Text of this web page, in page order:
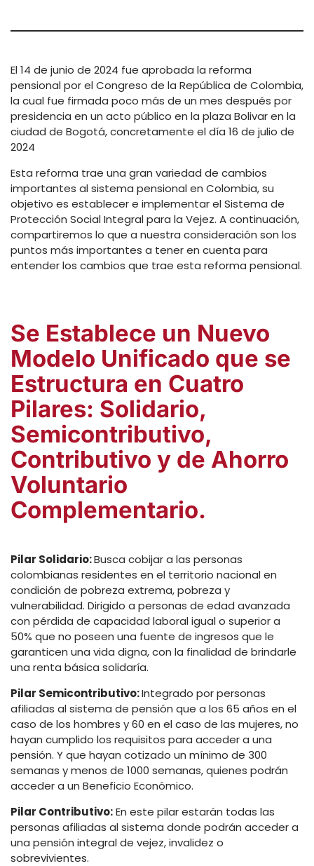
El 14 de junio de 2024 fue aprobada la reforma
pensional por el Congreso de la República de Colombia,
la cual fue firmada poco más de un mes después por
presidencia en un acto público en la plaza Bolivar en la
ciudad de Bogotá, concretamente el día 16 de julio de
2024
Esta reforma trae una gran variedad de cambios
importantes al sistema pensional en Colombia, su
objetivo es establecer e implementar el Sistema de
Protección Social Integral para la Vejez. A continuación,
compartiremos lo que a nuestra consideración son los
puntos más importantes a tener en cuenta para
entender los cambios que trae esta reforma pensional.
Se Establece un Nuevo
Modelo Unificado que se
Estructura en Cuatro
Pilares: Solidario,
Semicontributivo,
Contributivo y de Ahorro
Voluntario
Complementario.
Pilar Solidario:Busca cobijar a las personas
colombianas residentes en el territorio nacional en
condición de pobreza extrema, pobreza y
vulnerabilidad. Dirigido a personas de edad avanzada
con pérdida de capacidad laboral igual o superior a
50% que no poseen una fuente de ingresos que le
garanticen una vida digna, con la finalidad de brindarle
una renta básica solidaría.
Pilar Semicontributivo:Integrado por personas
afiliadas al sistema de pensión que a los 65 años en el
caso de los hombres y 60 en el caso de las mujeres, no
hayan cumplido los requisitos para acceder a una
pensión. Y que hayan cotizado un mínimo de 300
semanas y menos de 1000 semanas, quienes podrán
acceder a un Beneficio Económico.
Pilar Contributivo:En este pilar estarán todas las
personas afiliadas al sistema donde podrán acceder a
una pensión integral de vejez, invalidez o
sobrevivientes.